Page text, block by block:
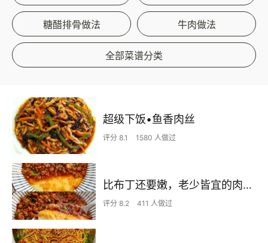
糖醋排骨做法 牛肉做法
全部菜谱分类
超级下饭•鱼香肉丝
评分 8.1 1580 人做过
比布丁还要嫩，老少皆宜的肉沫蒸蛋
评分 8.2 411 人做过